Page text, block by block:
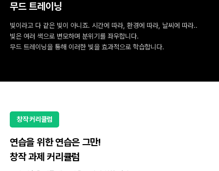
무드 트레이닝
빛이라고 다 같은 빛이 아니죠. 시간에 따라, 환경에 따라, 날씨에 따라..
빛은 여러 색으로 변모하며 분위기를 좌우합니다.
무드 트레이닝을 통해 이러한 빛을 효과적으로 학습합니다.
창작 커리큘럼
연습을 위한 연습은 그만!
창작 과제 커리큘럼